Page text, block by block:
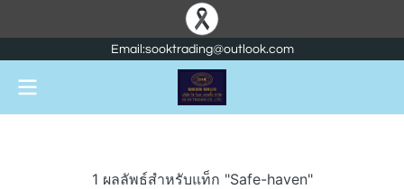
Email:sooktrading@outlook.com
1 ผลลัพธ์สำหรับแท็ก "Safe-haven"